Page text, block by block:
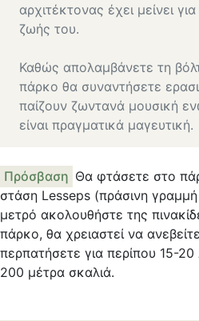
αρχιτέκτονας έχει μείνει
ζωής του.
Καθώς απολαμβάνετε τη
πάρκο θα συναντήσετε
παίζουν ζωντανά μουσική
είναι πραγματικά μαγευτική.
Πρόσβαση Θα φτάσετε στο
στάση Lesseps (πράσινη
μετρό ακολουθήστε της
πάρκο, θα χρειαστεί να
περπατήσετε για περίπου 15-
200 μέτρα σκαλιά.